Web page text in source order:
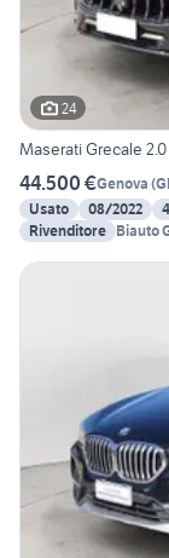
24
Maserati Grecale
44.500 €Genova (
Usato
08/2022
Rivenditore Biauto